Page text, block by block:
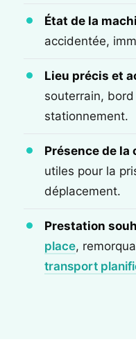
État de la
accidentée,
Lieu précis et
souterrain,
stationnement.
Présence de la
utiles pour la
déplacement.
Prestation
place,
transport